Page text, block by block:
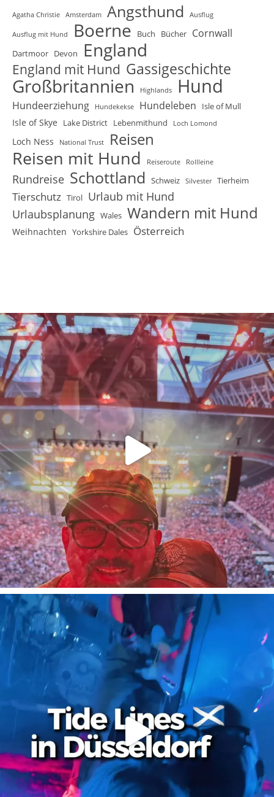
Agatha Christie Amsterdam Angsthund Ausflug
Ausflug mit Hund Boerne Buch Bücher Cornwall
Dartmoor Devon England
England mit Hund Gassigeschichte
Großbritannien Highlands Hund
Hundeerziehung Hundekekse Hundeleben Isle of Mull
Isle of Skye Lake District Lebenmithund Loch Lomond
Loch Ness National Trust Reisen
Reisen mit Hund Reiseroute Rollleine
Rundreise Schottland Schweiz Silvester Tierheim
Tierschutz Tirol Urlaub mit Hund
Urlaubsplanung Wales Wandern mit Hund
Weihnachten Yorkshire Dales Österreich